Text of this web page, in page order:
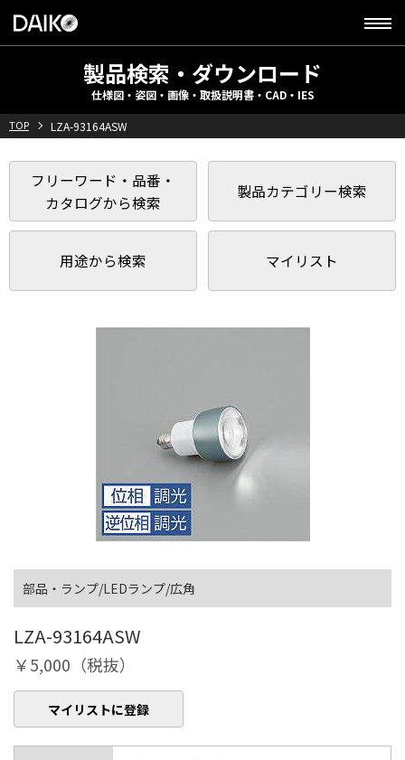
製品検索・ダウンロード
仕様図・姿図・画像・取扱説明書・CAD・IES
TOP LZA-93164ASW
フリーワード・品番・
カタログから検索
製品カテゴリー検索
用途から検索 マイリスト
部品・ランプ/LEDランプ/広角
LZA-93164ASW
￥5,000（税抜）
マイリストに登録